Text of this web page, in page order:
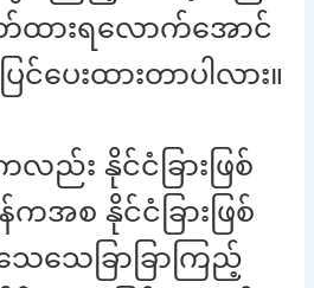
ားရလောက်အောင်
င်ပေးထားတာပါလား။
း နိုင်ငံခြားဖြစ်
အစ နိုင်ငံခြားဖြစ်
သေခြာခြာကြည့်